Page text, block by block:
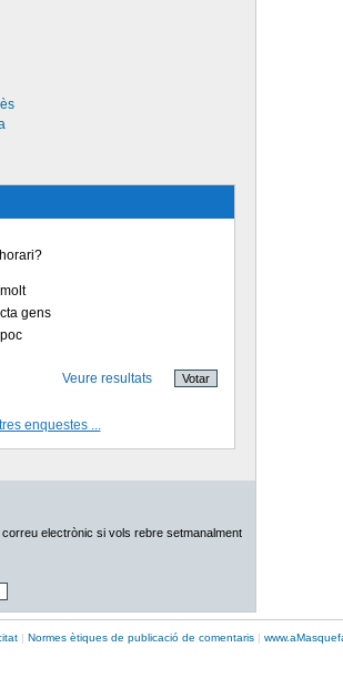
gens
Veure resultats
enquestes ...
electrònic si vols rebre setmanalment
| Normes ètiques de publicació de comentaris | www.